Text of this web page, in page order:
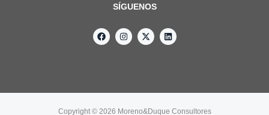
SÍGUENOS
F
a
k
I
n
a
X
-
e
L
i
n
Copyright © 2026 Moreno&Duque Consultores